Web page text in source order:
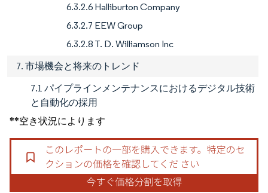
6.3.2.6 Halliburton Company
6.3.2.7 EEW Group
6.3.2.8 T. D. Williamson Inc
7. 市場機会と将来のトレンド
7.1 パイプラインメンテナンスにおけるデジタル技術
と自動化の採用
**空き状況によります